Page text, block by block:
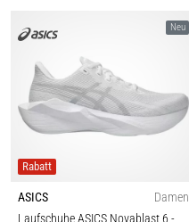
Neu
Rabatt
ASICS
Damen
Laufschuhe ASICS Novablast 6 -